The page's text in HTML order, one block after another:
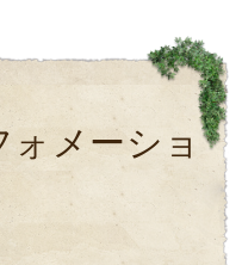
メーショ